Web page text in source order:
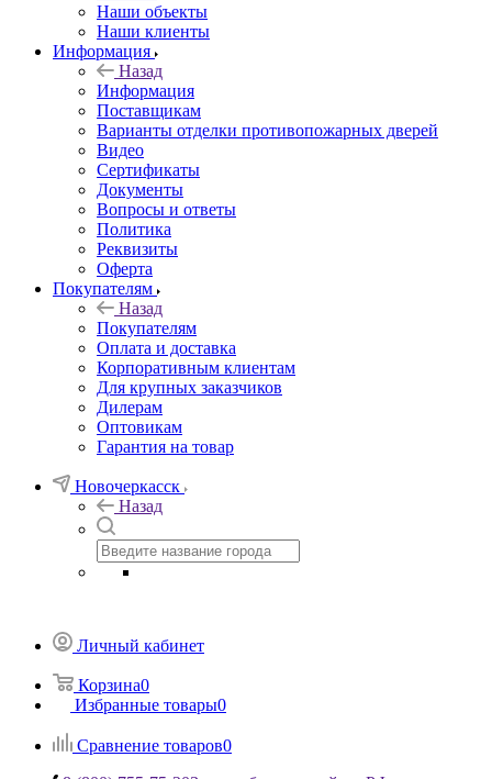
Наши объекты
Наши клиенты
Информация
Назад
Информация
Поставщикам
Варианты отделки противопожарных дверей
Видео
Сертификаты
Документы
Вопросы и ответы
Политика
Реквизиты
Оферта
Покупателям
Назад
Покупателям
Оплата и доставка
Корпоративным клиентам
Для крупных заказчиков
Дилерам
Оптовикам
Гарантия на товар
Новочеркасск
Назад
Личный кабинет
Корзина0
Избранные товары0
Сравнение товаров0